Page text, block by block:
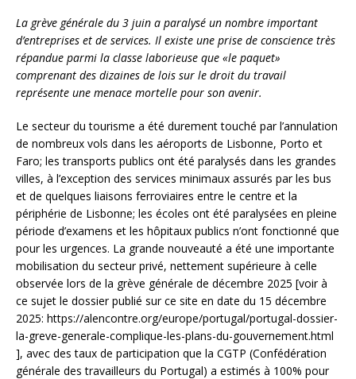
La grève générale du 3 juin a paralysé un nombre important
d’entreprises et de services. Il existe une prise de conscience très
répandue parmi la classe laborieuse que «le paquet»
comprenant des dizaines de lois sur le droit du travail
représente une menace mortelle pour son avenir.
Le secteur du tourisme a été durement touché par l’annulation
de nombreux vols dans les aéroports de Lisbonne, Porto et
Faro; les transports publics ont été paralysés dans les grandes
villes, à l’exception des services minimaux assurés par les bus
et de quelques liaisons ferroviaires entre le centre et la
périphérie de Lisbonne; les écoles ont été paralysées en pleine
période d’examens et les hôpitaux publics n’ont fonctionné que
pour les urgences. La grande nouveauté a été une importante
mobilisation du secteur privé, nettement supérieure à celle
observée lors de la grève générale de décembre 2025 [voir à
ce sujet le dossier publié sur ce site en date du 15 décembre
2025: https://alencontre.org/europe/portugal/portugal-dossier-
la-greve-generale-complique-les-plans-du-gouvernement.html
], avec des taux de participation que la CGTP (Confédération
générale des travailleurs du Portugal) a estimés à 100% pour